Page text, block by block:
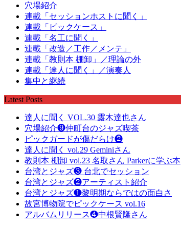
穴場紹介
連載「セッションホストに聞く」
連載「ピックケース」
連載「名工に聞く」
連載「改造／工作／メンテ」
連載「教則本 棚卸」／理論の外
連載「達人に聞く」／演奏人
集中と継続
Latest Posts
達人に聞く VOL.30 露木達也さん
穴場紹介❾仲町台のジャズ喫茶
ピックガードが傷だらけ❷
達人に聞く vol.29 Geminiさん
教則本 棚卸 vol.23 名取さん Parkerに学ぶ本
台湾とジャズ❸ 台北でセッション
台湾とジャズ❷アーティスト紹介
台湾とジャズ❶黎明期ならではの面白さ
故宮博物院でピックケース vol.16
アルバムリリース❹中根賢隆さん